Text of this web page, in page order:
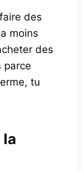
des
moins
des
parce
tu
la